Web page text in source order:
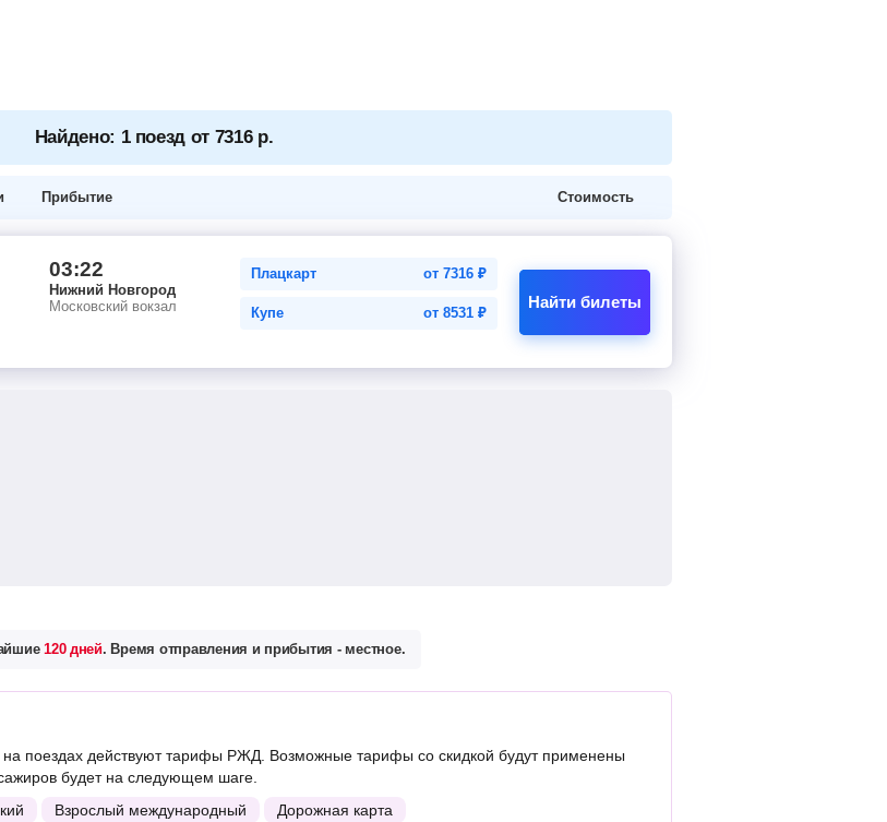
Найдено: 1 поезд от 7316 р.
Прибытие Стоимость
03:22
Нижний Новгород
Московский вокзал
Плацкарт от 7316 ₽
Купе от 8531 ₽
Найти билеты
120 дней. Время отправления и прибытия - местное.
поездах действуют тарифы РЖД. Возможные тарифы со скидкой будут применены
будет на следующем шаге.
Взрослый международный Дорожная карта